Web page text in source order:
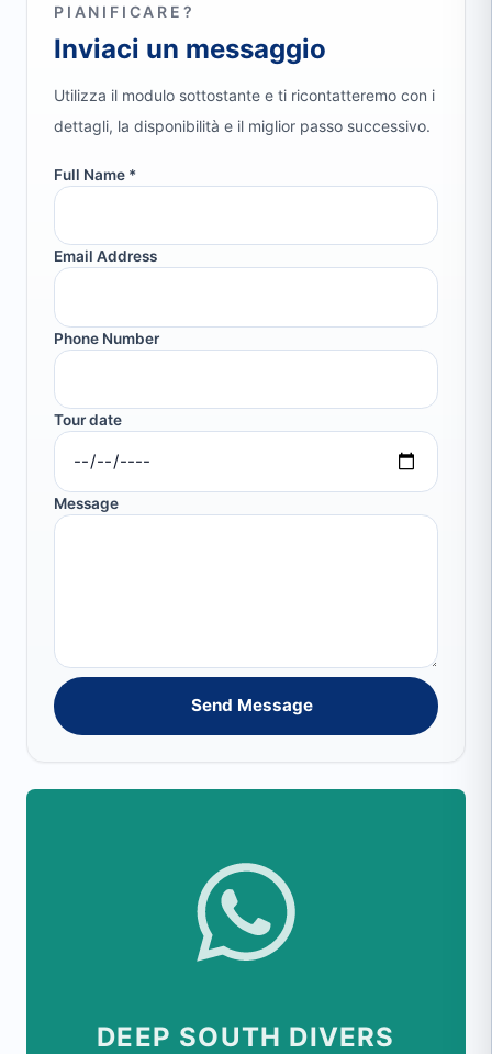
PIANIFICARE?
Inviaci un messaggio
Utilizza il modulo sottostante e ti ricontatteremo con i
dettagli, la disponibilità e il miglior passo successivo.
Full Name *
Email Address
Phone Number
Tour date
Message
Send Message
DEEP SOUTH DIVERS